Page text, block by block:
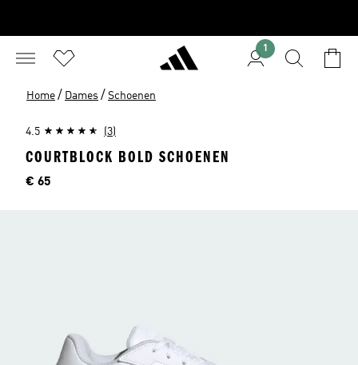
1
Home / Dames / Schoenen
4.5 (3)
COURTBLOCK BOLD SCHOENEN
Price
€ 65